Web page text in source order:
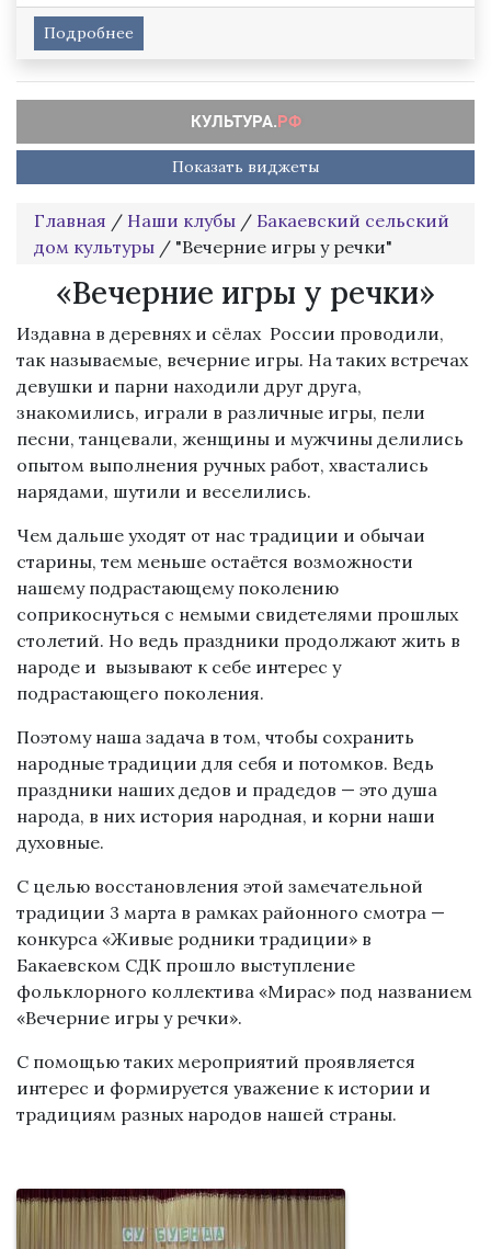
Подробнее
Показать виджеты
Главная / Наши клубы / Бакаевский сельский
дом культуры / "Вечерние игры у речки"
«Вечерние игры у речки»
Издавна в деревнях и сёлах России проводили,
так называемые, вечерние игры. На таких встречах
девушки и парни находили друг друга,
знакомились, играли в различные игры, пели
песни, танцевали, женщины и мужчины делились
опытом выполнения ручных работ, хвастались
нарядами, шутили и веселились.
Чем дальше уходят от нас традиции и обычаи
старины, тем меньше остаётся возможности
нашему подрастающему поколению
соприкоснуться с немыми свидетелями прошлых
столетий. Но ведь праздники продолжают жить в
народе и вызывают к себе интерес у
подрастающего поколения.
Поэтому наша задача в том, чтобы сохранить
народные традиции для себя и потомков. Ведь
праздники наших дедов и прадедов — это душа
народа, в них история народная, и корни наши
духовные.
С целью восстановления этой замечательной
традиции 3 марта в рамках районного смотра —
конкурса «Живые родники традиции» в
Бакаевском СДК прошло выступление
фольклорного коллектива «Мирас» под названием
«Вечерние игры у речки».
С помощью таких мероприятий проявляется
интерес и формируется уважение к истории и
традициям разных народов нашей страны.